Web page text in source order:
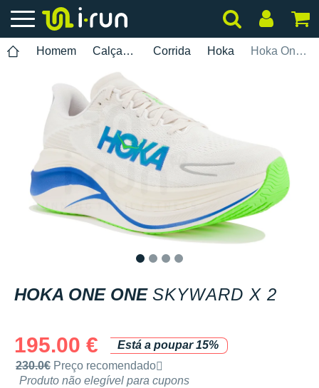
Homem Calçados Corrida Hoka Hoka One One Skyward X 2
HOKA ONE ONE SKYWARD X 2
195.00 €
Está a poupar 15%
Preço de venda recomendado pela marca
230.0€ Preço recomendado
Produto não elegível para cupons